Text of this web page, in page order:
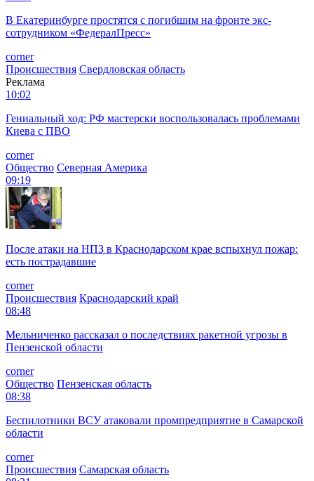
В Екатеринбурге простятся с погибшим на фронте экс-
сотрудником «ФедералПресс»
corner
Происшествия Свердловская область
Реклама
10:02
Гениальный ход: РФ мастерски воспользовалась проблемами
Киева с ПВО
corner
Общество Северная Америка
09:19
После атаки на НПЗ в Краснодарском крае вспыхнул пожар:
есть пострадавшие
corner
Происшествия Краснодарский край
08:48
Мельниченко рассказал о последствиях ракетной угрозы в
Пензенской области
corner
Общество Пензенская область
08:38
Беспилотники ВСУ атаковали промпредприятие в Самарской
области
corner
Происшествия Самарская область